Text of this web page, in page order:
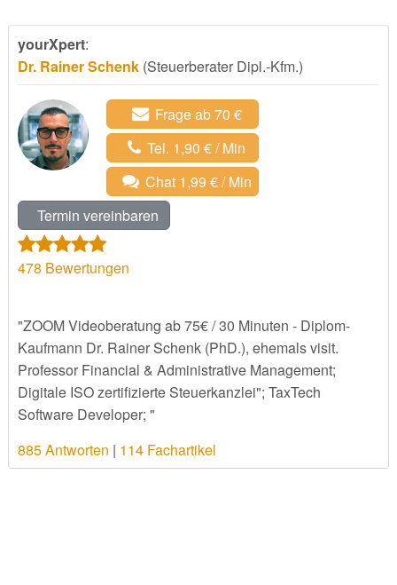
yourXpert:
Dr. Rainer Schenk(Steuerberater Dipl.-Kfm.)
Frage ab 70 €
Tel. 1,90 € / Min
Chat 1,99 € / Min
Termin vereinbaren
478 Bewertungen
"ZOOM Videoberatung ab 75€ / 30 Minuten - Diplom-
Kaufmann Dr. Rainer Schenk (PhD.), ehemals visit.
Professor Financial & Administrative Management;
Digitale ISO zertifizierte Steuerkanzlei"; TaxTech
Software Developer; "
885 Antworten | 114 Fachartikel